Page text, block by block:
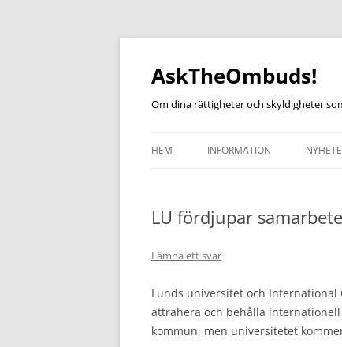
Hoppa
innehåll
AskTheOmbuds!
Om dina rättigheter och skyldigheter
HEM INFORMATION
LU fördjupar
Lämna ett svar
Lunds universitet och
attrahera och behålla internationell
kommun, men universitetet